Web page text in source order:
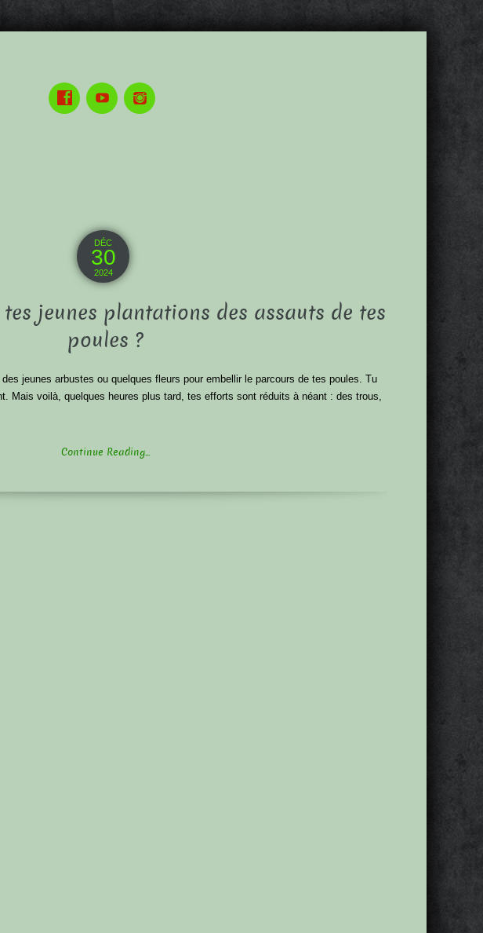
DÉC
30
2024
jeunes plantations des assauts de tes
poules ?
jeunes arbustes ou quelques fleurs pour embellir le parcours de tes poules. Tu
Mais voilà, quelques heures plus tard, tes efforts sont réduits à néant : des trous,
Continue Reading...